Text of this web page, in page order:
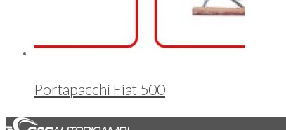
Portapacchi Fiat 500